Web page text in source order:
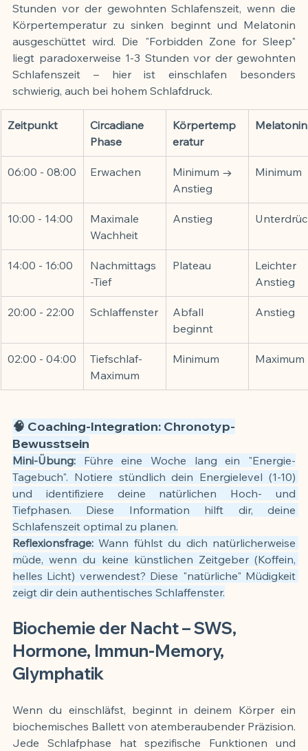
Stunden vor der gewohnten Schlafenszeit, wenn die
Körpertemperatur zu sinken beginnt und Melatonin
ausgeschüttet wird. Die "Forbidden Zone for Sleep"
liegt paradoxerweise 1-3 Stunden vor der gewohnten
Schlafenszeit – hier ist einschlafen besonders
schwierig, auch bei hohem Schlafdruck.
Zeitpunkt
Circadiane
Phase
Körpertemp
eratur
Melatonin
06:00 - 08:00 Erwachen
Minimum →
Anstieg
Minimum
10:00 - 14:00
Maximale
Wachheit
Anstieg
14:00 - 16:00
Nachmittags
-Tief
Plateau
Leichter
Anstieg
20:00 - 22:00 Schlaffenster
Abfall
beginnt
Anstieg
02:00 - 04:00
Tiefschlaf-
Maximum
Minimum Maximum
🧠 Coaching-Integration: Chronotyp-
Bewusstsein
Mini-Übung: Führe eine Woche lang ein "Energie-
Tagebuch". Notiere stündlich dein Energielevel (1-10)
und identifiziere deine natürlichen Hoch- und
Tiefphasen. Diese Information hilft dir, deine
Schlafenszeit optimal zu planen.
Reflexionsfrage: Wann fühlst du dich natürlicherweise
müde, wenn du keine künstlichen Zeitgeber (Koffein,
helles Licht) verwendest? Diese "natürliche" Müdigkeit
zeigt dir dein authentisches Schlaffenster.
Biochemie der Nacht – SWS,
Hormone, Immun-Memory,
Glymphatik
Wenn du einschläfst, beginnt in deinem Körper ein
biochemisches Ballett von atemberaubender Präzision.
Jede Schlafphase hat spezifische Funktionen und